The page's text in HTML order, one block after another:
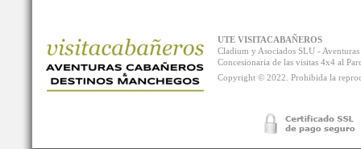
UTE VISITACABAÑEROS
Cladium y Asociados SLU -
Concesionaria de las visitas 4x4 al
Copyright © 2022. Prohibida la